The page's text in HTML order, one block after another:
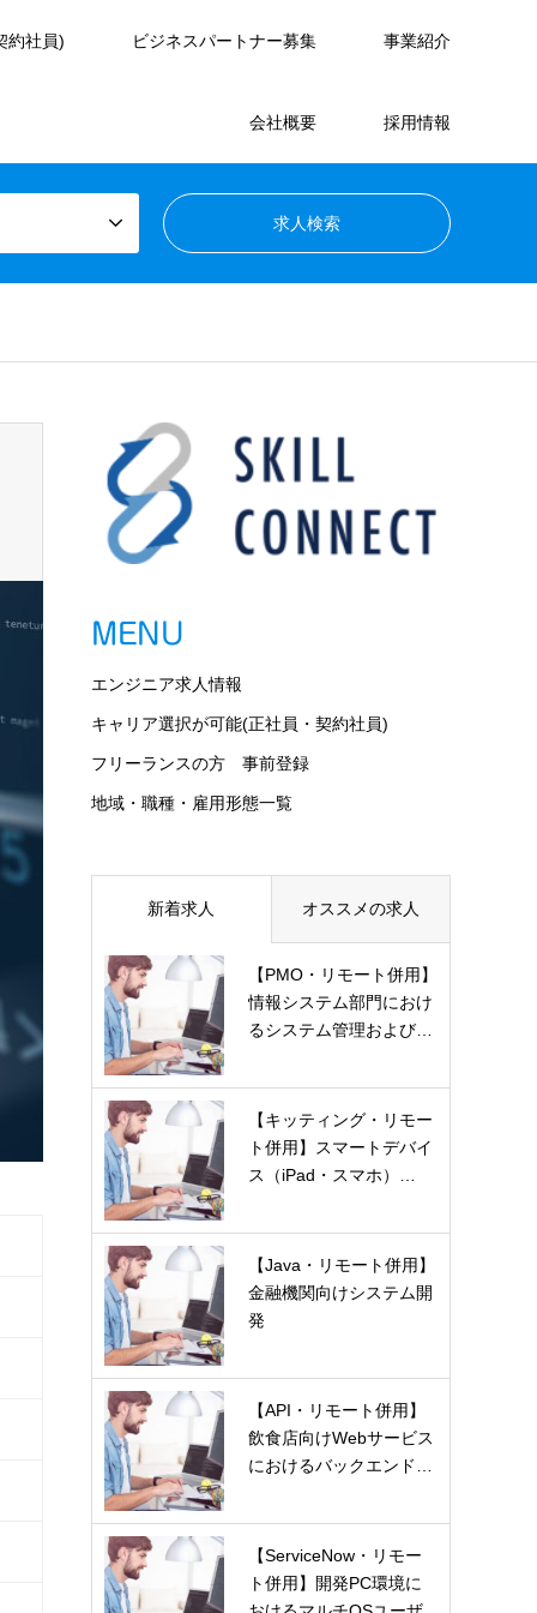
約社員) ビジネスパートナー募集 事業紹介
会社概要 採用情報
MENU
エンジニア求人情報
キャリア選択が可能(正社員・契約社員)
フリーランスの方 事前登録
地域・職種・雇用形態一覧
新着求人 オススメの求人
【PMO・リモート併用】
情報システム部門におけ
るシステム管理および…
【キッティング・リモー
ト併用】スマートデバイ
ス（iPad・スマホ）…
【Java・リモート併用】
金融機関向けシステム開
発
【API・リモート併用】
飲食店向けWebサービス
におけるバックエンド…
【ServiceNow・リモー
ト併用】開発PC環境に